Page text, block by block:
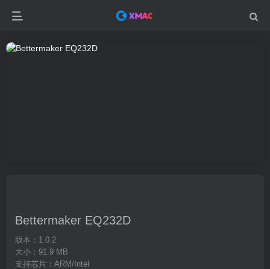
Bettermaker EQ232D
版本：1.0.2
大小：91.9 MB
支持芯片：ARM/Intel